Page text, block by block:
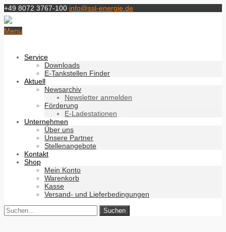
+49 8072 3767-100 info@ssl-energie.de
Menu
Service
Downloads
E-Tankstellen Finder
Aktuell
Newsarchiv
Newsletter anmelden
Förderung
E-Ladestationen
Unternehmen
Über uns
Unsere Partner
Stellenangebote
Kontakt
Shop
Mein Konto
Warenkorb
Kasse
Versand- und Lieferbedingungen